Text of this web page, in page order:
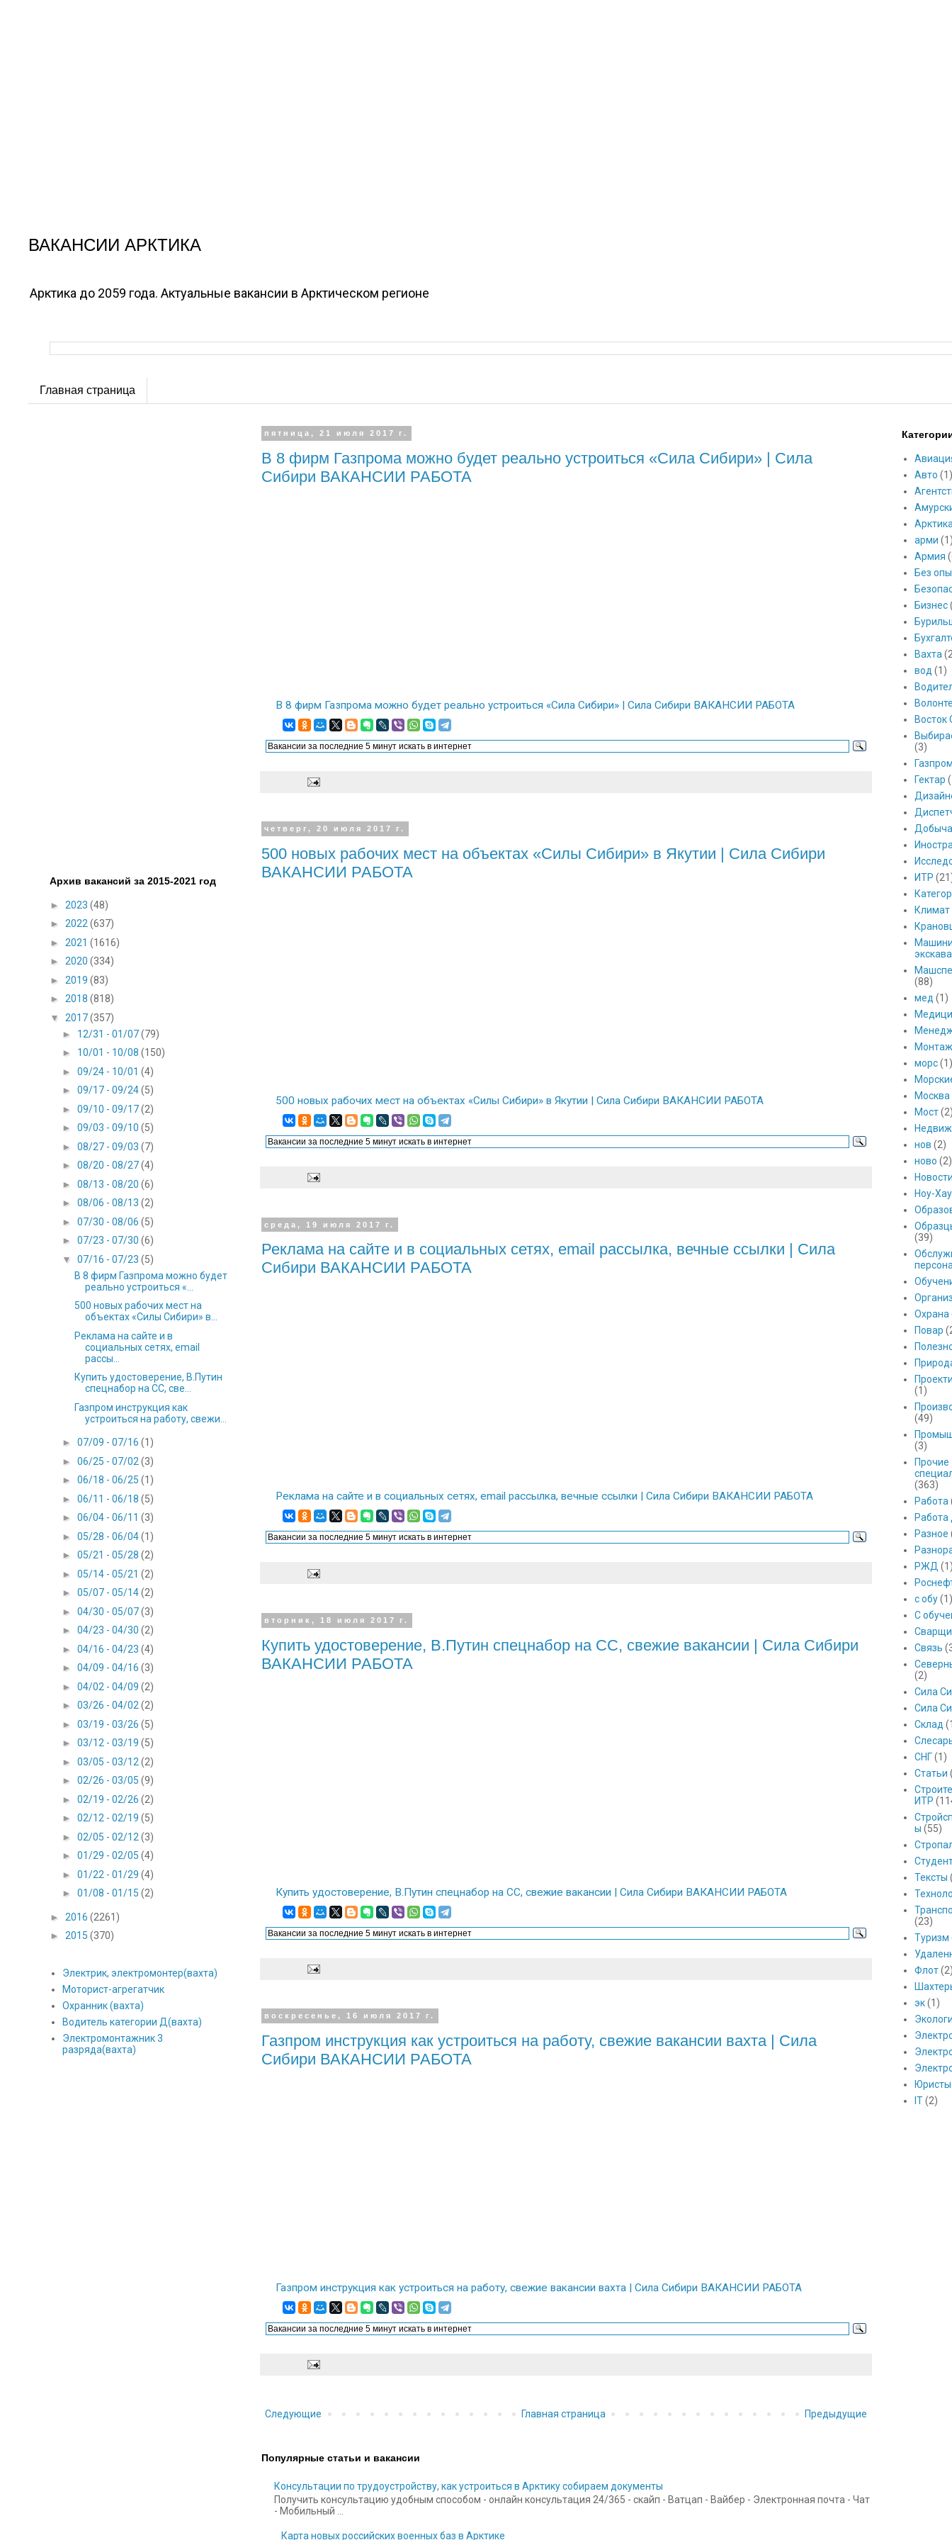
ВАКАНСИИ АРКТИКА
Арктика до 2059 года. Актуальные вакансии в Арктическом регионе
Главная страница
пятница, 21 июля 2017 г.
В 8 фирм Газпрома можно будет реально устроиться «Сила Сибири» | Сила
Сибири ВАКАНСИИ РАБОТА
В 8 фирм Газпрома можно будет реально устроиться «Сила Сибири» | Сила Сибири ВАКАНСИИ РАБОТА
четверг, 20 июля 2017 г.
500 новых рабочих мест на объектах «Силы Сибири» в Якутии | Сила Сибири
ВАКАНСИИ РАБОТА
500 новых рабочих мест на объектах «Силы Сибири» в Якутии | Сила Сибири ВАКАНСИИ РАБОТА
среда, 19 июля 2017 г.
Реклама на сайте и в социальных сетях, email рассылка, вечные ссылки | Сила
Сибири ВАКАНСИИ РАБОТА
Реклама на сайте и в социальных сетях, email рассылка, вечные ссылки | Сила Сибири ВАКАНСИИ РАБОТА
вторник, 18 июля 2017 г.
Купить удостоверение, В.Путин спецнабор на СС, свежие вакансии | Сила Сибири
ВАКАНСИИ РАБОТА
Купить удостоверение, В.Путин спецнабор на СС, свежие вакансии | Сила Сибири ВАКАНСИИ РАБОТА
воскресенье, 16 июля 2017 г.
Газпром инструкция как устроиться на работу, свежие вакансии вахта | Сила
Сибири ВАКАНСИИ РАБОТА
Газпром инструкция как устроиться на работу, свежие вакансии вахта | Сила Сибири ВАКАНСИИ РАБОТА
Следующие Предыдущие
Главная страница
Популярные статьи и вакансии
Консультации по трудоустройству, как устроиться в Арктику собираем документы
Получить консультацию удобным способом - онлайн консультация 24/365 - скайп - Ватцап - Вайбер - Электронная почта - Чат
- Мобильный ...
Карта новых российских военных баз в Арктике
Архив вакансий за 2015-2021 год
► 2023 (48)
► 2022 (637)
► 2021 (1616)
► 2020 (334)
► 2019 (83)
► 2018 (818)
▼ 2017(357)
► 12/31 - 01/07(79)
► 10/01 - 10/08 (150)
► 09/24 - 10/01 (4)
► 09/17 - 09/24(5)
► 09/10 - 09/17(2)
► 09/03 - 09/10 (5)
► 08/27 - 09/03 (7)
► 08/20 - 08/27(4)
► 08/13 - 08/20 (6)
► 08/06 - 08/13 (2)
► 07/30 - 08/06 (5)
► 07/23 - 07/30 (6)
▼ 07/16 - 07/23 (5)
В 8 фирм Газпрома можно будет
реально устроиться «...
500 новых рабочих мест на
объектах «Силы Сибири» в...
Реклама на сайте и в
социальных сетях, email
рассы...
Купить удостоверение, В.Путин
спецнабор на СС, све...
Газпром инструкция как
устроиться на работу, свежи...
► 07/09 - 07/16 (1)
► 06/25 - 07/02 (3)
► 06/18 - 06/25 (1)
► 06/11 - 06/18 (5)
► 06/04 - 06/11 (3)
► 05/28 - 06/04(1)
► 05/21 - 05/28 (2)
► 05/14 - 05/21 (2)
► 05/07 - 05/14(2)
► 04/30 - 05/07(3)
► 04/23 - 04/30 (2)
► 04/16 - 04/23 (4)
► 04/09 - 04/16 (3)
► 04/02 - 04/09 (2)
► 03/26 - 04/02 (2)
► 03/19 - 03/26 (5)
► 03/12 - 03/19 (5)
► 03/05 - 03/12 (2)
► 02/26 - 03/05 (9)
► 02/19 - 02/26 (2)
► 02/12 - 02/19 (5)
► 02/05 - 02/12 (3)
► 01/29 - 02/05 (4)
► 01/22 - 01/29 (4)
► 01/08 - 01/15 (2)
► 2016 (2261)
► 2015 (370)
Электрик, электромонтер(вахта)
Моторист-агрегатчик
Охранник (вахта)
Водитель категории Д(вахта)
Электромонтажник 3
разряда(вахта)
Авто (1)
арми
Армия
Без
Бизнес
Вахта
вод (1)
Восток
(3)
Гектар
Добыча
ИТР
Климат
(88)
мед (1)
морс (1)
Москва
Мост
нов (2)
ново (2)
Ноу-Хау
(39)
Охрана
Повар
(1)
(49)
(3)
Прочие
(363)
Работа
Работа
Разное
РЖД
с обу (1)
С
Связь
(2)
Сила
Сила
Склад
СНГ (1)
Статьи
ИТР
ы (55)
Тексты
(23)
Туризм
Флот
эк (1)
Юристы
IT (2)